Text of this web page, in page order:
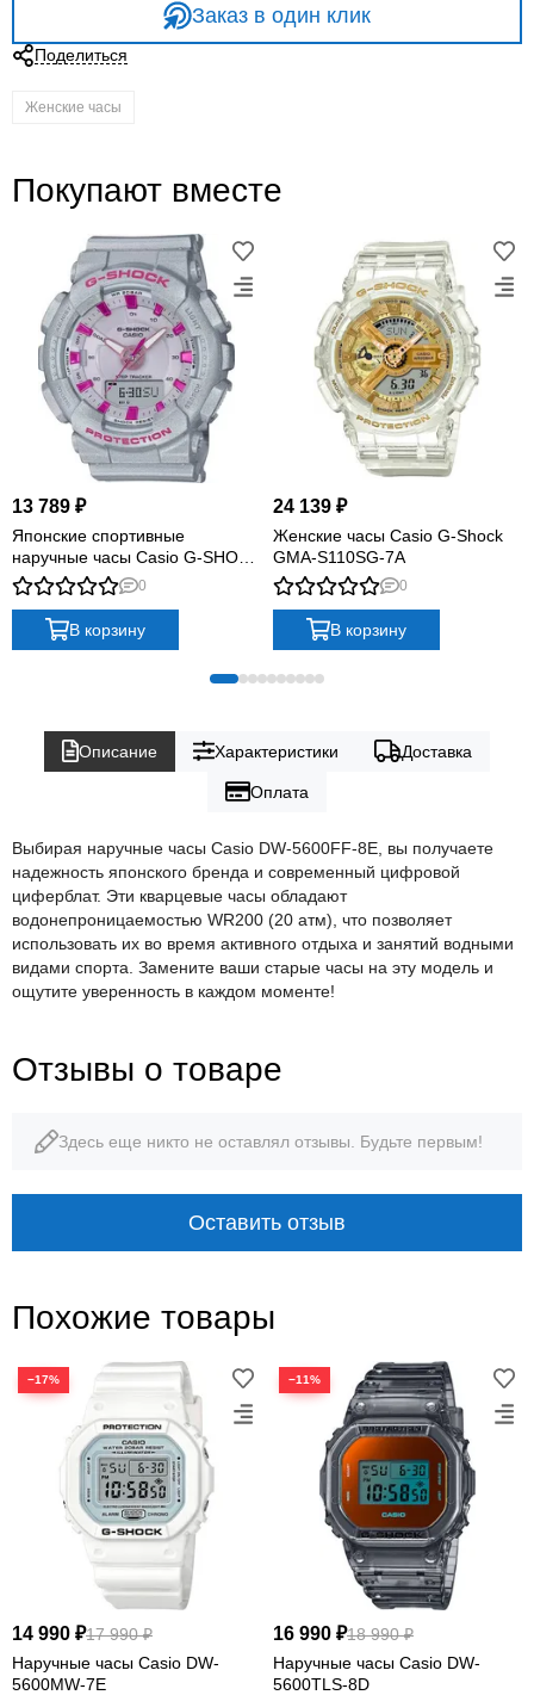
Заказ в один клик
Поделиться
Женские часы
Покупают вместе
13 789 ₽
Японские спортивные
наручные часы Casio G-SHOCK
GMA-S130NP-8A с
хронографом
0
В корзину
24 139 ₽
Женские часы Casio G-Shock
GMA-S110SG-7A
0
В корзину
Описание Характеристики Доставка
Оплата
Выбирая наручные часы Casio DW-5600FF-8E, вы получаете
надежность японского бренда и современный цифровой
циферблат. Эти кварцевые часы обладают
водонепроницаемостью WR200 (20 атм), что позволяет
использовать их во время активного отдыха и занятий водными
видами спорта. Замените ваши старые часы на эту модель и
ощутите уверенность в каждом моменте!
Отзывы о товаре
Здесь еще никто не оставлял отзывы. Будьте первым!
Оставить отзыв
Похожие товары
−17%
14 990 ₽17 990 ₽
Наручные часы Casio DW-
5600MW-7E
−11%
16 990 ₽18 990 ₽
Наручные часы Casio DW-
5600TLS-8D